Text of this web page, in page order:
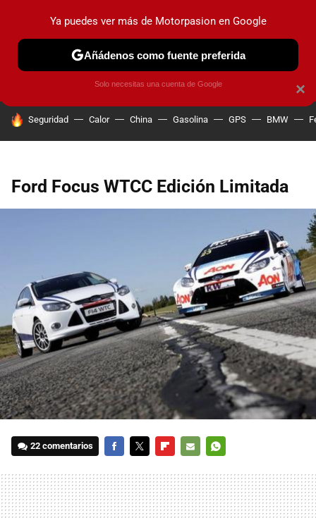
PRUEBAS COCHES ELÉCTRICOS OBSERVATORIO
HOY SE HABLA DE
Seguridad Calor China Gasolina GPS BMW
Ford Focus WTCC Edición Limitada
22 comentarios
MAIL
×
Ya puedes ver más de Motorpasion en Google
Añádenos como fuente preferida
Solo necesitas una cuenta de Google